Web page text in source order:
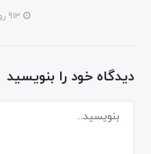
دیدگاه خود را بنویسید